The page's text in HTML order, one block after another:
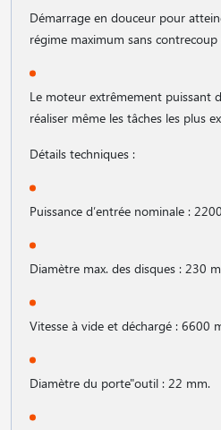
Démarrage en douceur pour
régime maximum sans contrecoup
Le moteur extrêmement puissant
réaliser même les tâches les plus
Détails techniques :
Puissance d′entrée nominale :
Diamètre max. des disques : 230
Vitesse à vide et déchargé : 6600
Diamètre du porte"outil : 22 mm.